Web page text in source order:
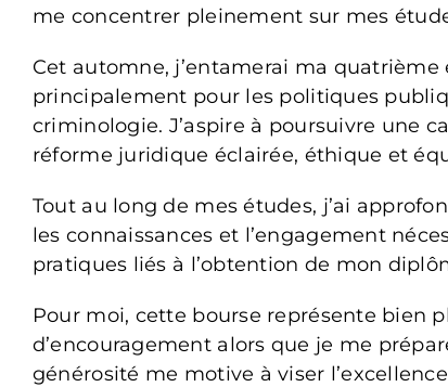
me concentrer pleinement sur mes
Cet automne, j’entamerai ma
principalement pour les politiques
criminologie. J’aspire à poursuivre une
réforme juridique éclairée, éthique et
Tout au long de mes études, j’ai
les connaissances et l’engagement
pratiques liés à l’obtention de mon
Pour moi, cette bourse représente bien
d’encouragement alors que je me
générosité me motive à viser